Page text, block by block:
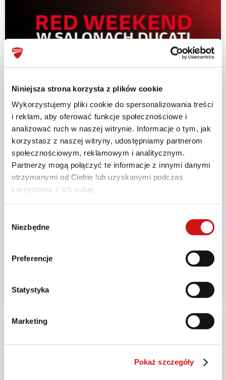
Niniejsza strona korzysta z plików cookie
Wykorzystujemy pliki cookie do spersonalizowania treści
i reklam, aby oferować funkcje społecznościowe i
analizować ruch w naszej witrynie. Informacje o tym, jak
korzystasz z naszej witryny, udostępniamy partnerom
społecznościowym, reklamowym i analitycznym.
Partnerzy mogą połączyć te informacje z innymi danymi
otrzymanymi od Ciebie lub uzyskanymi podczas
korzystania z ich usług.
zgody
Niezbędne
Preferencje
Statystyka
Marketing
Pokaż szczegóły
PROMOCJE
listopada: poznaj promocje rozgrzane do
czerwoności